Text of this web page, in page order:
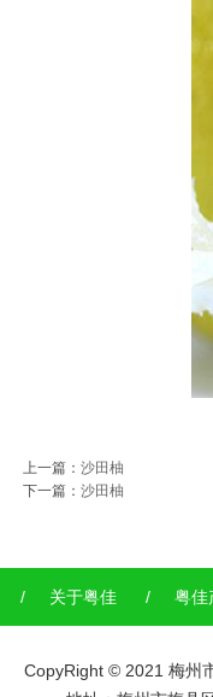
上一篇： 沙田柚
下一篇： 沙田柚
/ 关于粤佳 / 粤佳
CopyRight © 2021 梅州